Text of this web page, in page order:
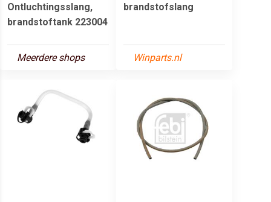
Ontluchtingsslang,
brandstoftank 223004
Meerdere shops
brandstofslang
Winparts.nl